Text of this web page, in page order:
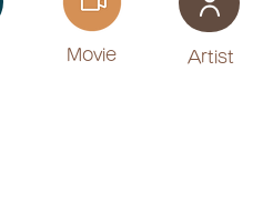
Movie ​Artist